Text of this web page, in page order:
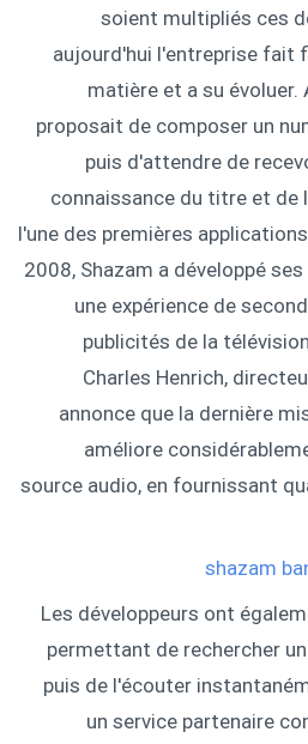
soient multipliés ces
aujourd'hui l'entreprise fait
matière et a su
proposait de composer un
puis d'attendre de
connaissance du titre et de
l'une des premières
2008, Shazam a développé
une expérience de
publicités de la
Charles Henrich,
annonce que la dernière
améliore
source audio, en fournissant
Les développeurs ont
permettant de rechercher
puis de l'écouter
un service partenaire